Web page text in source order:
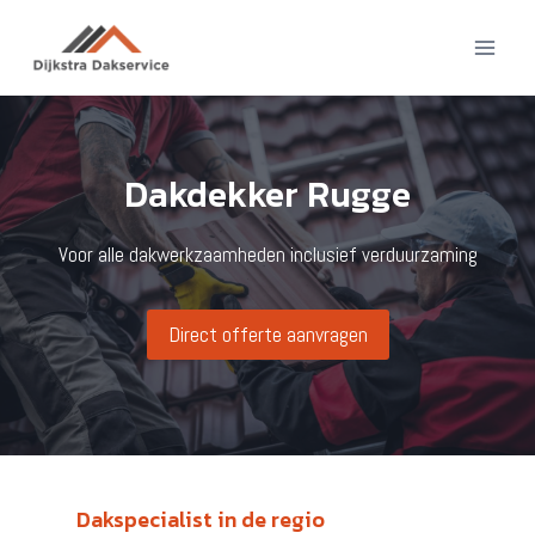
inhoud
Dakdekker Rugge
Voor alle dakwerkzaamheden inclusief verduurzaming
Direct offerte aanvragen
Dakspecialist in de regio